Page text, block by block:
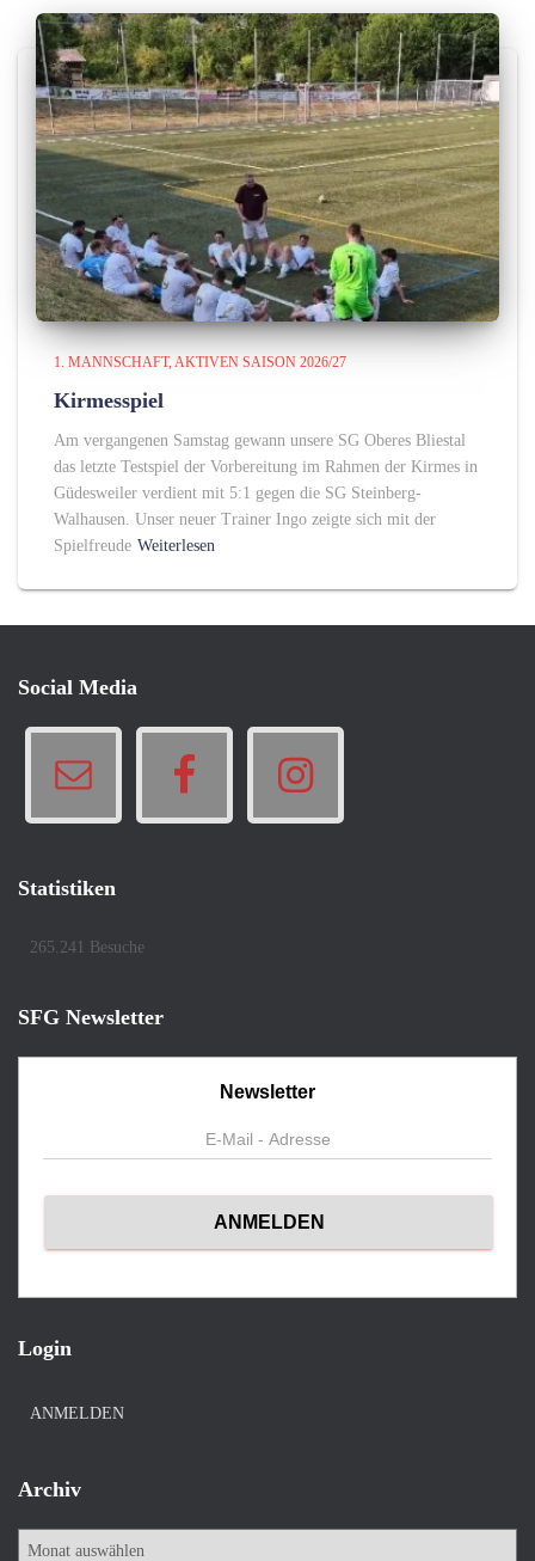
1. MANNSCHAFT AKTIVEN SAISON 2026/27
Kirmesspiel
Am vergangenen Samstag gewann unsere SG Oberes Bliestal
das letzte Testspiel der Vorbereitung im Rahmen der Kirmes in
Güdesweiler verdient mit 5:1 gegen die SG Steinberg-
Walhausen. Unser neuer Trainer Ingo zeigte sich mit der
Spielfreude Weiterlesen
Social Media
Statistiken
265.241 Besuche
SFG Newsletter
Newsletter
Login
ANMELDEN
Archiv
A